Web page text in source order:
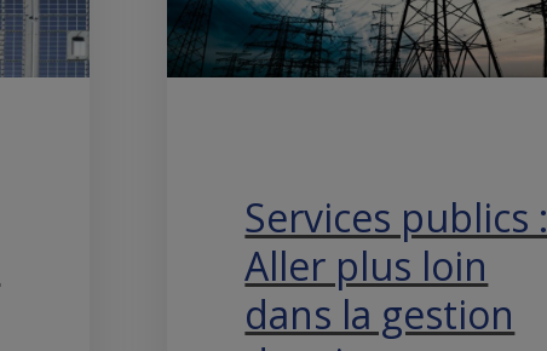
Services publics :
Aller plus loin
dans la gestion